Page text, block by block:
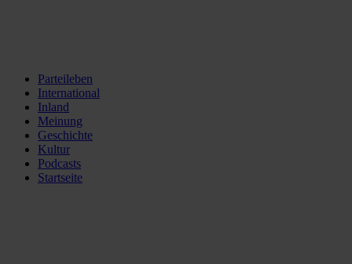
Parteileben
International
Inland
Meinung
Geschichte
Kultur
Podcasts
Startseite